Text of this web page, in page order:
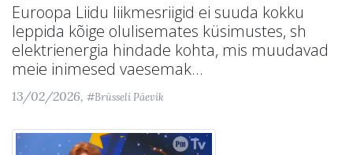
Euroopa Liidu liikmesriigid ei suuda kokku
leppida kõige olulisemates küsimustes, sh
elektrienergia hindade kohta, mis muudavad
meie inimesed vaesemak...
13/02/2026, #Brüsseli Päevik